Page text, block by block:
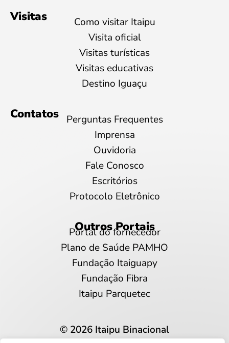
Visitas
Como visitar Itaipu
Visita oficial
Visitas turísticas
Visitas educativas
Destino Iguaçu
Contatos
Perguntas Frequentes
Imprensa
Ouvidoria
Fale Conosco
Escritórios
Protocolo Eletrônico
Outros Portais
Portal do fornecedor
Plano de Saúde PAMHO
Fundação Itaiguapy
Fundação Fibra
Itaipu Parquetec
© 2026 Itaipu Binacional